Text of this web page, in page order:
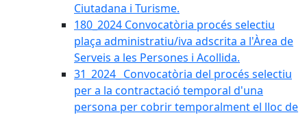
Ciutadana i Turisme.
180_2024 Convocatòria procés selectiu
plaça administratiu/iva adscrita a l'Àrea de
Serveis a les Persones i Acollida.
31_2024_ Convocatòria del procés selectiu
per a la contractació temporal d'una
persona per cobrir temporalment el lloc de